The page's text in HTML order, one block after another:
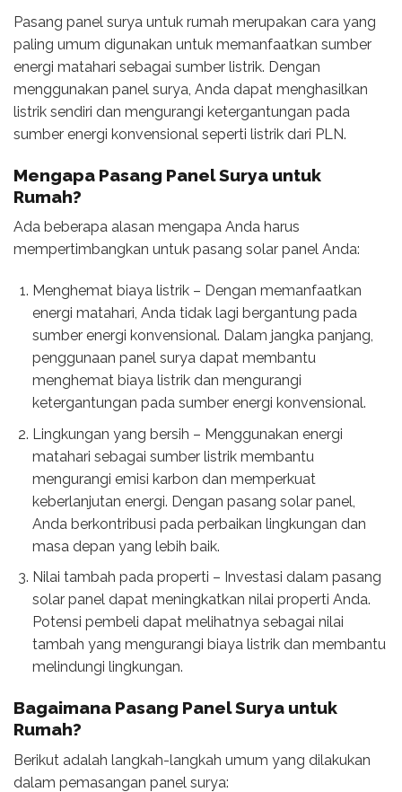
Pasang panel surya untuk rumah merupakan cara yang
paling umum digunakan untuk memanfaatkan sumber
energi matahari sebagai sumber listrik. Dengan
menggunakan panel surya, Anda dapat menghasilkan
listrik sendiri dan mengurangi ketergantungan pada
sumber energi konvensional seperti listrik dari PLN.
Mengapa Pasang Panel Surya untuk
Rumah?
Ada beberapa alasan mengapa Anda harus
mempertimbangkan untuk pasang solar panel Anda:
Menghemat biaya listrik – Dengan memanfaatkan
energi matahari, Anda tidak lagi bergantung pada
sumber energi konvensional. Dalam jangka panjang,
penggunaan panel surya dapat membantu
menghemat biaya listrik dan mengurangi
ketergantungan pada sumber energi konvensional.
Lingkungan yang bersih – Menggunakan energi
matahari sebagai sumber listrik membantu
mengurangi emisi karbon dan memperkuat
keberlanjutan energi. Dengan pasang solar panel,
Anda berkontribusi pada perbaikan lingkungan dan
masa depan yang lebih baik.
Nilai tambah pada properti – Investasi dalam pasang
solar panel dapat meningkatkan nilai properti Anda.
Potensi pembeli dapat melihatnya sebagai nilai
tambah yang mengurangi biaya listrik dan membantu
melindungi lingkungan.
Bagaimana Pasang Panel Surya untuk
Rumah?
Berikut adalah langkah-langkah umum yang dilakukan
dalam pemasangan panel surya: